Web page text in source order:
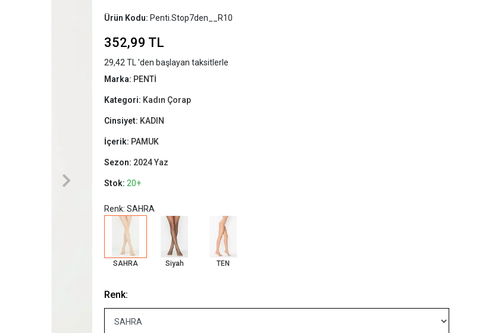
Ürün Kodu: Penti.Stop7den__R10
352,99 TL
29,42 TL 'den başlayan taksitlerle
Marka: PENTİ
Kategori: Kadın Çorap
Cinsiyet: KADIN
İçerik: PAMUK
Sezon: 2024 Yaz
Stok: 20+
Renk: SAHRA
SAHRA Siyah TEN
Renk: